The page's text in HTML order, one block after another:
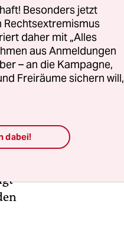
Besonders jetzt
Rechtsextremismus
daher mit „Alles
aus Anmeldungen
– an die Kampagne,
Freiräume sichern will,
dabei!